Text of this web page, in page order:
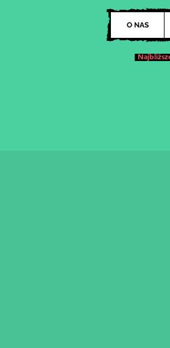
O NAS